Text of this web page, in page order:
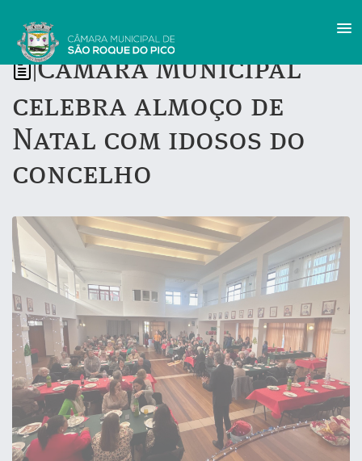
Câmara Municipal
celebra almoço de
Natal com idosos do
concelho